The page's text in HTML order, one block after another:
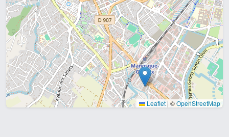
Leaflet |©OpenStreetMap